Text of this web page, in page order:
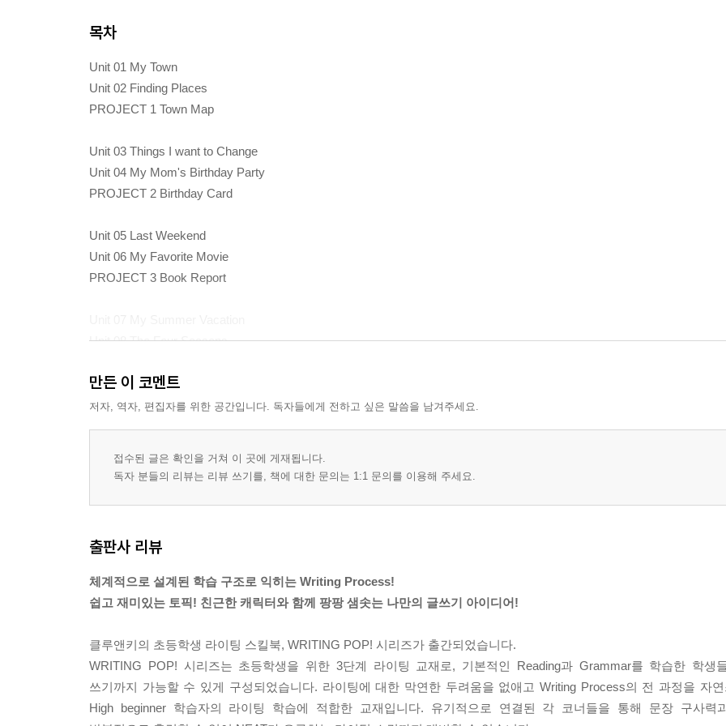
목차
Unit 01 My Town
Unit 02 Finding Places
PROJECT 1 Town Map
Unit 03 Things I want to Change
Unit 04 My Mom's Birthday Party
PROJECT 2 Birthday Card
Unit 05 Last Weekend
Unit 06 My Favorite Movie
PROJECT 3 Book Report
Unit 08 The Four Seasons
만든 이 코멘트
저자, 역자, 편집자를 위한 공간입니다. 독자들에게 전하고 싶은 말씀을 남겨주세요.
접수된 글은 확인을 거쳐 이 곳에 게재됩니다.
독자 분들의 리뷰는 리뷰 쓰기를, 책에 대한 문의는 1:1 문의를 이용해 주세요.
출판사 리뷰
체계적으로 설계된 학습 구조로 익히는 Writing Process!
쉽고 재미있는 토픽! 친근한 캐릭터와 함께 팡팡 샘솟는 나만의 글쓰기 아이디어!
클루앤키의 초등학생 라이팅 스킬북, WRITING POP! 시리즈가 출간되었습니다.
WRITING POP! 시리즈는 초등학생을 위한 3단계 라이팅 교재로, 기본적인 Reading과 Grammar를 학습한 학생
쓰기까지 가능할 수 있게 구성되었습니다. 라이팅에 대한 막연한 두려움을 없애고 Writing Process의 전 과정을 자
High beginner 학습자의 라이팅 학습에 적합한 교재입니다. 유기적으로 연결된 각 코너들을 통해 문장 구사력